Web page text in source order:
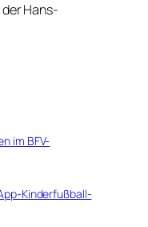
Hans-
im BFV-
Kinderfußball-